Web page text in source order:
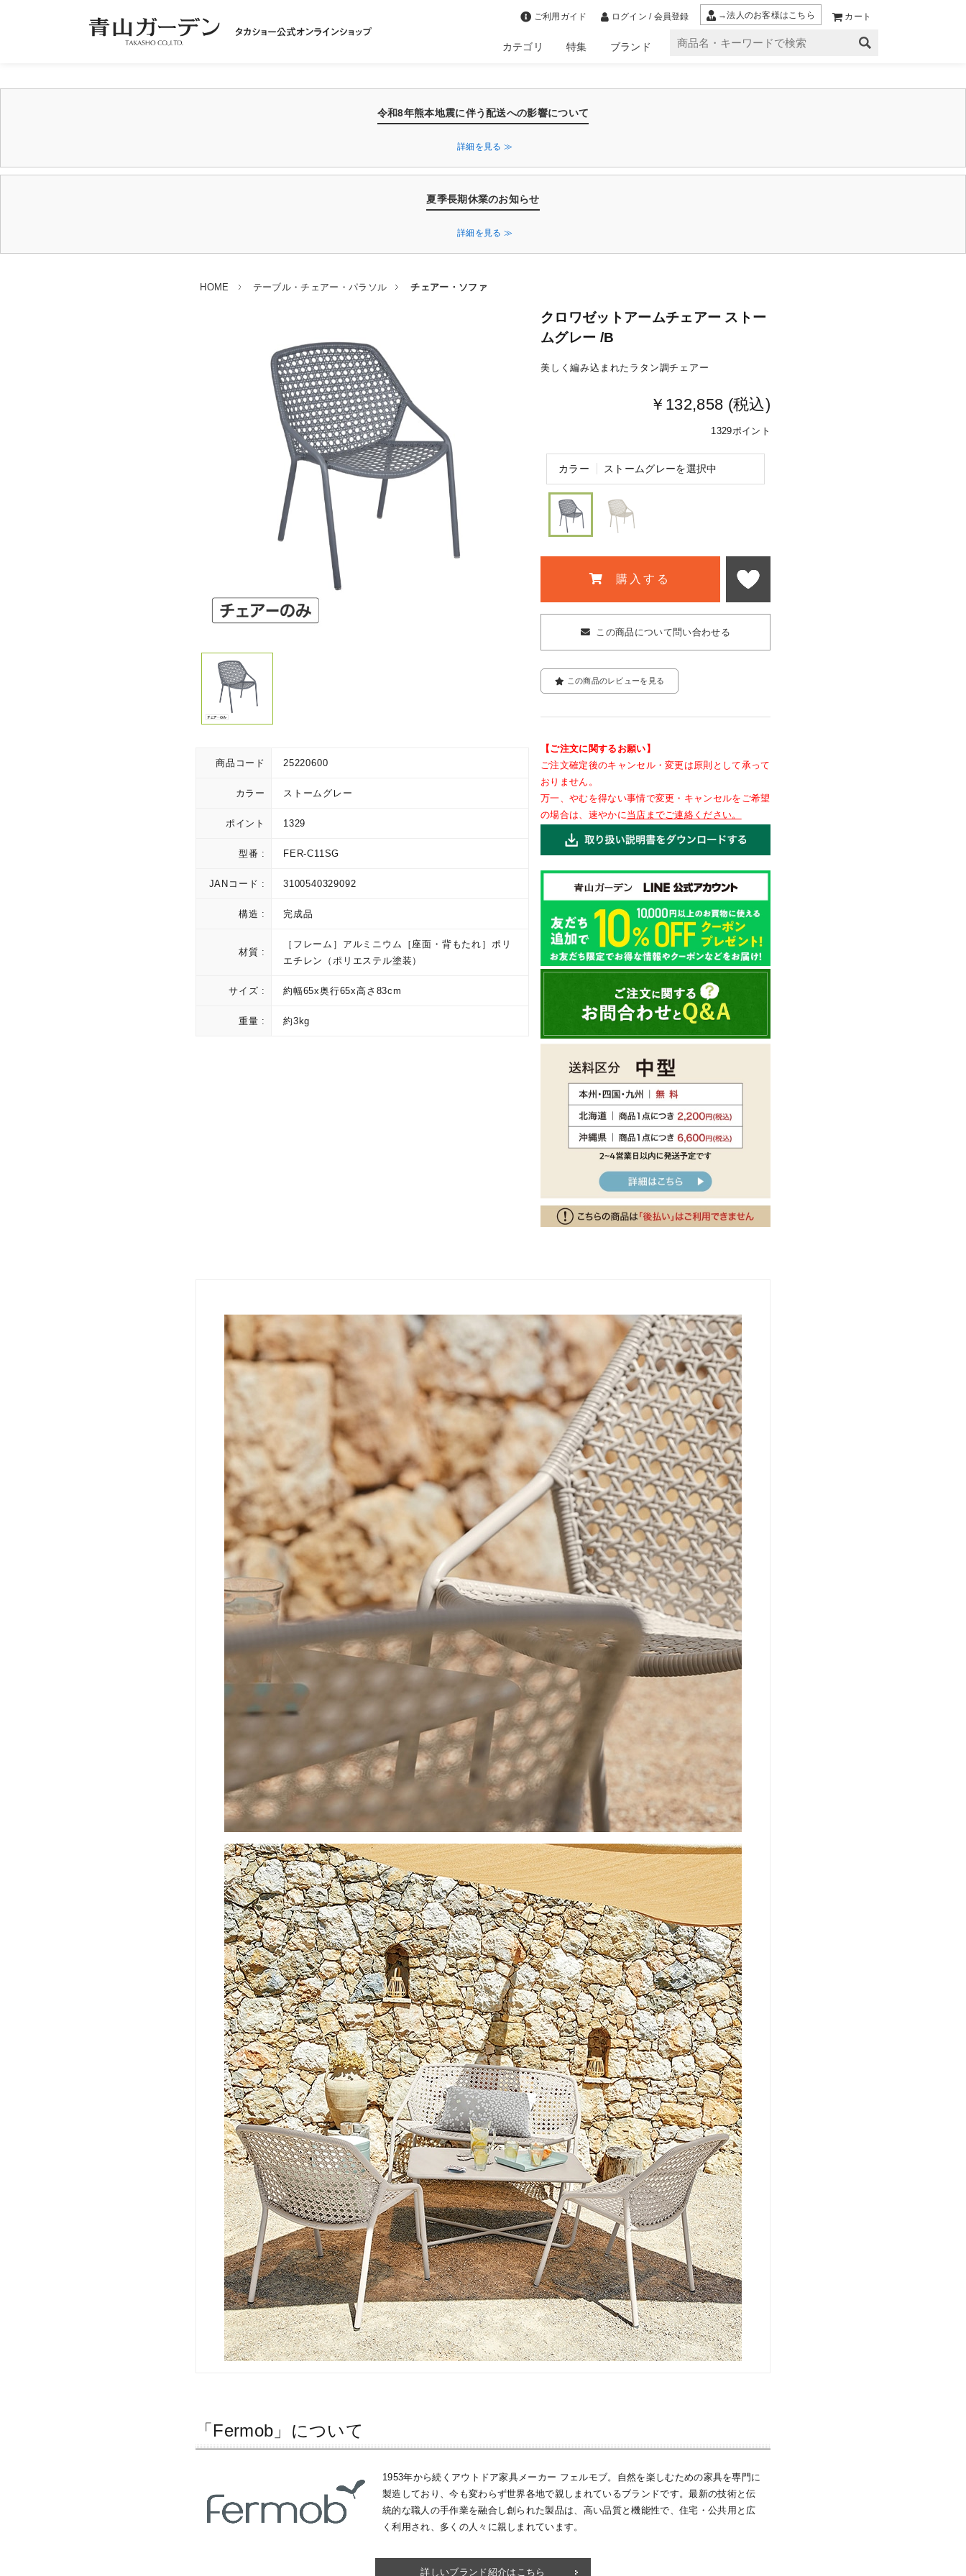
ご利用ガイド ログイン / 会員登録 →法人のお客様はこちら カート
カテゴリ 特集 ブランド
令和8年熊本地震に伴う配送への影響について
詳細を見る ≫
夏季長期休業のお知らせ
詳細を見る ≫
HOME テーブル・チェアー・パラソル チェアー・ソファ
クロワゼットアームチェアー ストー
ムグレー /B
美しく編み込まれたラタン調チェアー
￥132,858 (税込)
1329ポイント
カラー ストームグレーを選択中
購入する
この商品について問い合わせる
この商品のレビューを見る
【ご注文に関するお願い】
ご注文確定後のキャンセル・変更は原則として承って
おりません。
万一、やむを得ない事情で変更・キャンセルをご希望
の場合は、速やかに当店までご連絡ください。
商品コード 25220600
カラー ストームグレー
ポイント 1329
型番 : FER-C11SG
JANコード : 3100540329092
構造 : 完成品
材質 :
［フレーム］アルミニウム［座面・背もたれ］ポリ
エチレン（ポリエステル塗装）
サイズ : 約幅65x奥行65x高さ83cm
重量 : 約3kg
「Fermob」について
1953年から続くアウトドア家具メーカー フェルモブ。自然を楽しむための家具を専門に
製造しており、今も変わらず世界各地で親しまれているブランドです。最新の技術と伝
統的な職人の手作業を融合し創られた製品は、高い品質と機能性で、住宅・公共用と広
く利用され、多くの人々に親しまれています。
詳しいブランド紹介はこちら